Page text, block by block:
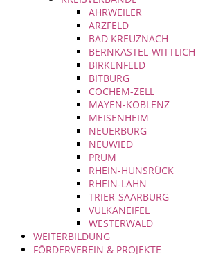
AHRWEILER
ARZFELD
BAD KREUZNACH
BERNKASTEL-WITTLICH
BIRKENFELD
BITBURG
COCHEM-ZELL
MAYEN-KOBLENZ
MEISENHEIM
NEUERBURG
NEUWIED
PRÜM
RHEIN-HUNSRÜCK
RHEIN-LAHN
TRIER-SAARBURG
VULKANEIFEL
WESTERWALD
WEITERBILDUNG
FÖRDERVEREIN & PROJEKTE